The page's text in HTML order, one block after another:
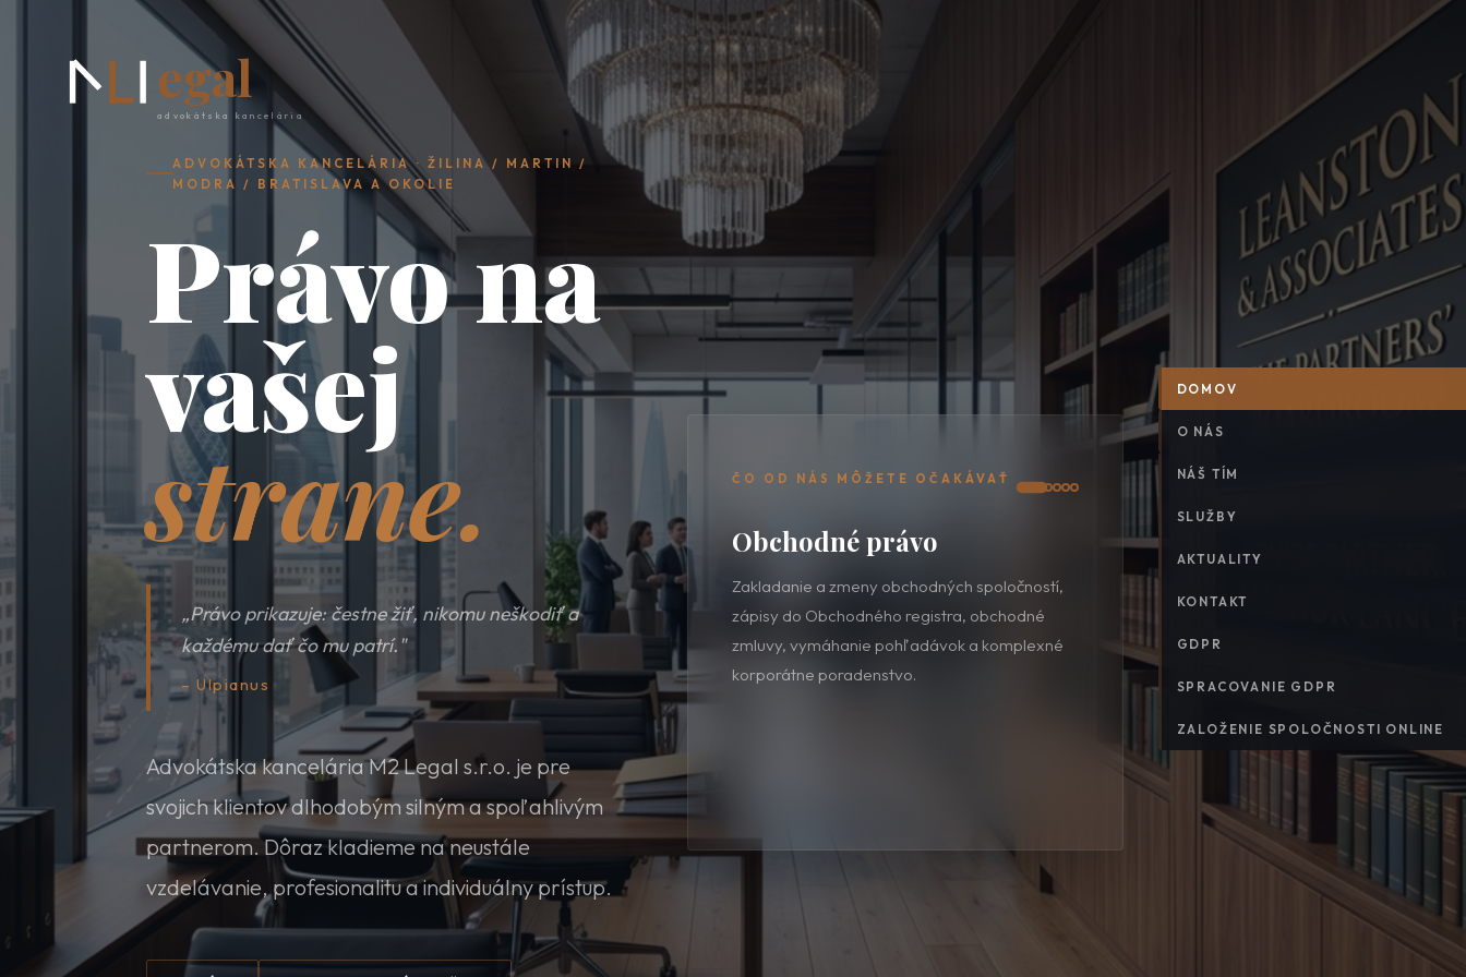
egal
advokátska kancelária
DOMOV
O NÁS
NÁŠ TÍM
SLUŽBY
AKTUALITY
KONTAKT
GDPR
SPRACOVANIE GDPR
ZALOŽENIE SPOLOČNOSTI ONLINE
ADVOKÁTSKA KANCELÁRIA · ŽILINA / MARTIN /
MODRA / BRATISLAVA A OKOLIE
Právo na
vašej
strane.
„Právo prikazuje: čestne žiť, nikomu neškodiť a
každému dať čo mu patrí."
– Ulpianus
Advokátska kancelária M2 Legal s.r.o. je pre
svojich klientov dlhodobým silným a spoľahlivým
partnerom. Dôraz kladieme na neustále
vzdelávanie, profesionalitu a individuálny prístup.
ČO OD NÁS MÔŽETE OČAKÁVAŤ
Občianske právo
Spísanie zmlúv, právne poradenstvo v oblasti
nehnuteľností, dedičské konania a náhrada
škody, rodinné právo. Zabezpečujeme
autorizáciu zmlúv o prevode nehnuteľností.